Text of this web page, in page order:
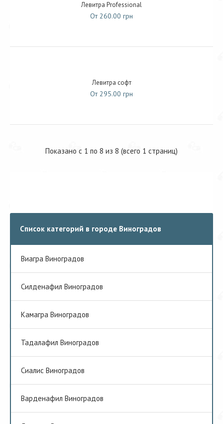
Левитра Professional
От 260.00 грн
Левитра софт
От 295.00 грн
Показано с 1 по 8 из 8 (всего 1 страниц)
Список категорий в городе Виноградов
Виагра Виноградов
Cилденафил Виноградов
Камагра Виноградов
Тадалафил Виноградов
Сиалис Виноградов
Варденафил Виноградов